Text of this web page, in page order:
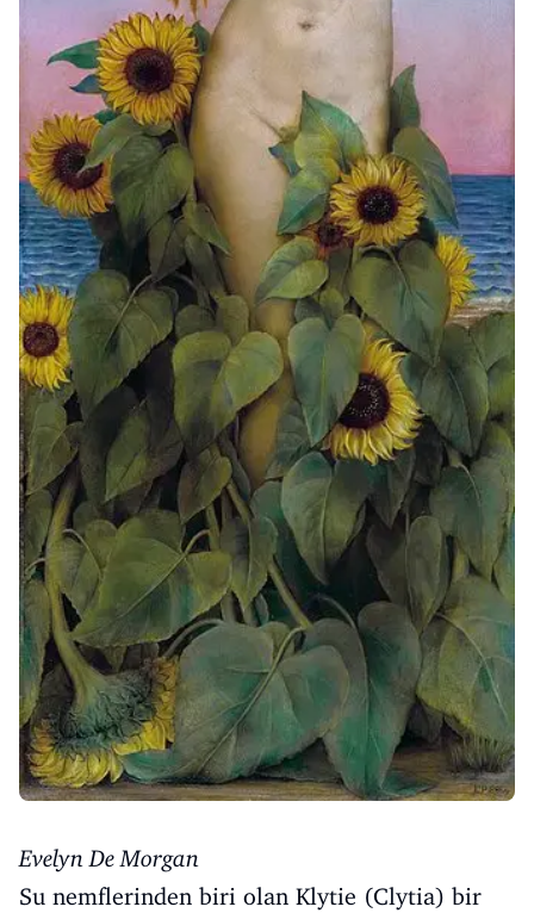
Evelyn De Morgan
Su nemflerinden biri olan Klytie (Clytia) bir